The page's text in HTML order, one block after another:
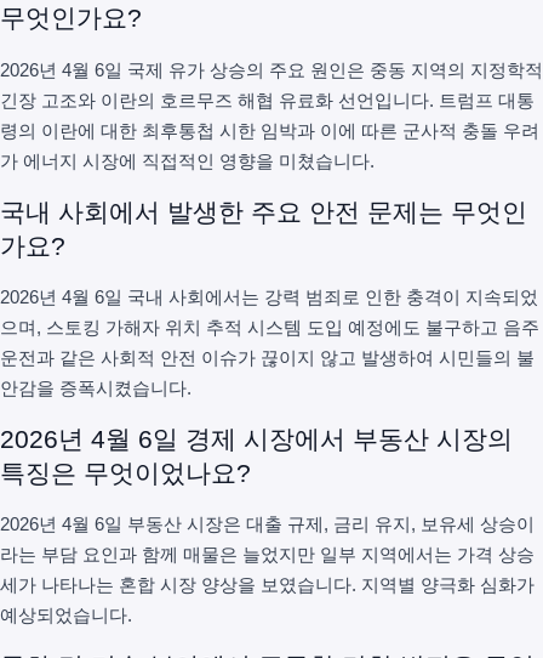
무엇인가요?
2026년 4월 6일 국제 유가 상승의 주요 원인은 중동 지역의 지정학적
긴장 고조와 이란의 호르무즈 해협 유료화 선언입니다. 트럼프 대통
령의 이란에 대한 최후통첩 시한 임박과 이에 따른 군사적 충돌 우려
가 에너지 시장에 직접적인 영향을 미쳤습니다.
국내 사회에서 발생한 주요 안전 문제는 무엇인
가요?
2026년 4월 6일 국내 사회에서는 강력 범죄로 인한 충격이 지속되었
으며, 스토킹 가해자 위치 추적 시스템 도입 예정에도 불구하고 음주
운전과 같은 사회적 안전 이슈가 끊이지 않고 발생하여 시민들의 불
안감을 증폭시켰습니다.
2026년 4월 6일 경제 시장에서 부동산 시장의
특징은 무엇이었나요?
2026년 4월 6일 부동산 시장은 대출 규제, 금리 유지, 보유세 상승이
라는 부담 요인과 함께 매물은 늘었지만 일부 지역에서는 가격 상승
세가 나타나는 혼합 시장 양상을 보였습니다. 지역별 양극화 심화가
예상되었습니다.